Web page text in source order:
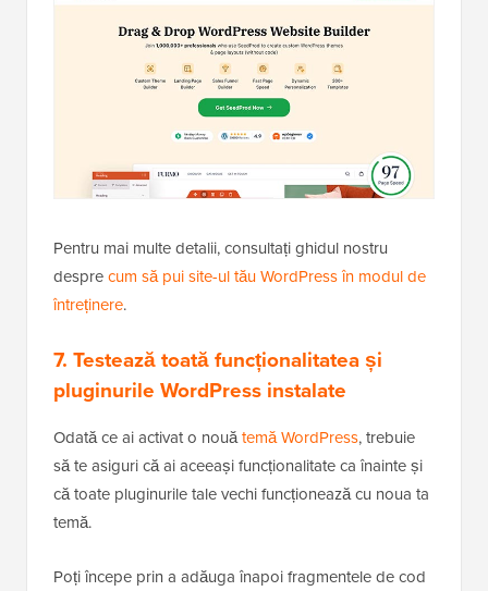
Pentru mai multe detalii, consultați ghidul nostru
desprecum să pui site-ul tău WordPress în modul de
întreținere.
7. Testează toată funcționalitatea și
pluginurile WordPress instalate
Odată ce ai activat o nouătemă WordPress, trebuie
să te asiguri că ai aceeași funcționalitate ca înainte și
că toate pluginurile tale vechi funcționează cu noua ta
temă.
Poți începe prin a adăuga înapoi fragmentele de cod